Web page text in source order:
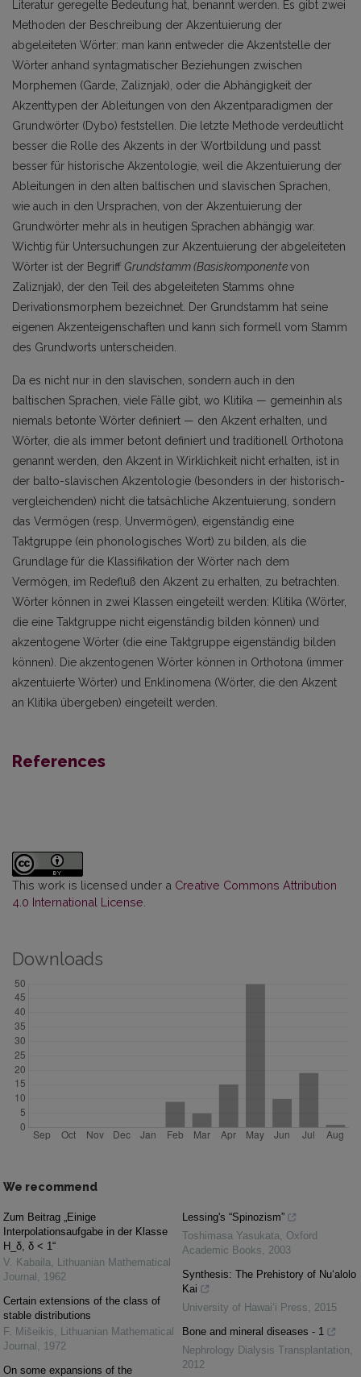
Literatur geregelte Bedeutung hat, benannt werden. Es gibt zwei
Methoden der Beschreibung der Akzentuierung der
abgeleiteten Wörter: man kann entweder die Akzentstelle der
Wörter anhand syntagmatischer Beziehungen zwischen
Morphemen (Garde, Zaliznjak), oder die Abhängigkeit der
Akzenttypen der Ableitungen von den Akzentparadigmen der
Grundwörter (Dybo) feststellen. Die letzte Methode verdeutlicht
besser die Rolle des Akzents in der Wortbildung und passt
besser für historische Akzentologie, weil die Akzentuierung der
Ableitungen in den alten baltischen und slavischen Sprachen,
wie auch in den Ursprachen, von der Akzentuierung der
Grundwörter mehr als in heutigen Sprachen abhängig war.
Wichtig für Untersuchungen zur Akzentuierung der abgeleiteten
Wörter ist der Begriff Grundstamm (Basiskomponentevon
Zaliznjak), der den Teil des abgeleiteten Stamms ohne
Derivationsmorphem bezeichnet. Der Grundstamm hat seine
eigenen Akzenteigenschaften und kann sich formell vom Stamm
des Grundworts unterscheiden.
Da es nicht nur in den slavischen, sondern auch in den
baltischen Sprachen, viele Fälle gibt, wo Klitika — gemeinhin als
niemals betonte Wörter definiert — den Akzent erhalten, und
Wörter, die als immer betont definiert und traditionell Orthotona
genannt werden, den Akzent in Wirklichkeit nicht erhalten, ist in
der balto-slavischen Akzentologie (besonders in der historisch-
vergleichenden) nicht die tatsächliche Akzentuierung, sondern
das Vermögen (resp. Unvermögen), eigenständig eine
Taktgruppe (ein phonologisches Wort) zu bilden, als die
Grundlage für die Klassifikation der Wörter nach dem
Vermögen, im Redefluß den Akzent zu erhalten, zu betrachten.
Wörter können in zwei Klassen eingeteilt werden: Klitika (Wörter,
die eine Taktgruppe nicht eigenständig bilden können) und
akzentogene Wörter (die eine Taktgruppe eigenständig bilden
können). Die akzentogenen Wörter können in Orthotona (immer
akzentuierte Wörter) und Enklinomena (Wörter, die den Akzent
an Klitika übergeben) eingeteilt werden.
References
This work is licensed under a Creative Commons Attribution
4.0 International License
Downloads
We recommend
Zum Beitrag „Einige
Interpolationsaufgabe in der Klasse
H_δ, δ < 1“
V. Kabaila
Lithuanian Mathematical
Journal
1962
Certain extensions of the class of
stable distributions
F. Mišeikis
Lithuanian Mathematical
Journal
1972
On some expansions of the
Lessing's “Spinozism”
Toshimasa Yasukata
Oxford
Academic Books
2003
Synthesis: The Prehistory of Nu‘alolo
Kai
University of Hawai‘i Press
2015
Bone and mineral diseases - 1
Nephrology Dialysis Transplantation
2012